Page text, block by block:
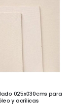
para
Cartón